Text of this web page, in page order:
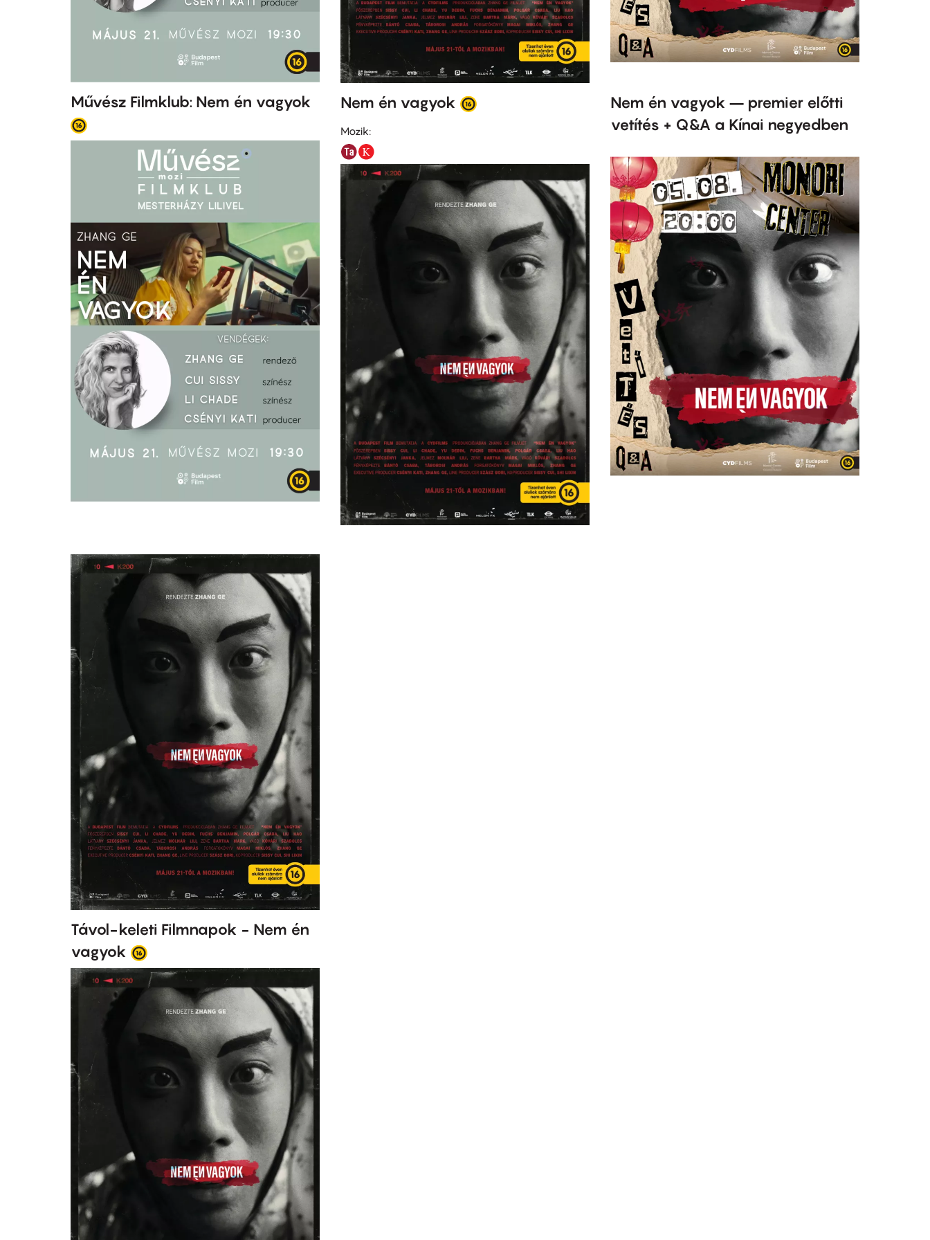
Művész Filmklub: Nem én vagyok Nem én vagyok
Mozik:
Nem én vagyok – premier előtti
vetítés + Q&A a Kínai negyedben
Távol-keleti Filmnapok - Nem én
vagyok